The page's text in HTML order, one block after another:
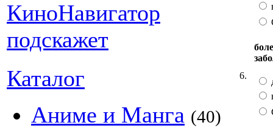
Каталог
Аниме и Манга (40)
6.